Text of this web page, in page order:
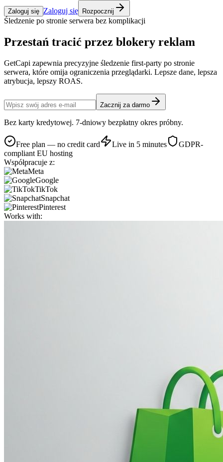
Zaloguj się Zaloguj się Rozpocznij
Śledzenie po stronie serwera bez komplikacji
Przestań tracić przez blokery reklam
GetCapi zapewnia precyzyjne śledzenie first-party po stronie
serwera, które omija ograniczenia przeglądarki. Lepsze dane, lepsza
atrybucja, lepszy ROAS.
Zacznij za darmo
Bez karty kredytowej. 7-dniowy bezpłatny okres próbny.
Free plan — no credit card Live in 5 minutes
GDPR-
compliant EU hosting
Współpracuje z:
Meta
Google
TikTok
Snapchat
Pinterest
Works with: